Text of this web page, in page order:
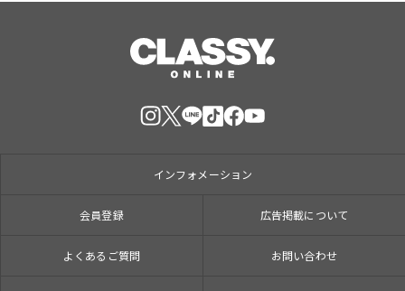
インフォメーション
会員登録 広告掲載について
よくあるご質問 お問い合わせ